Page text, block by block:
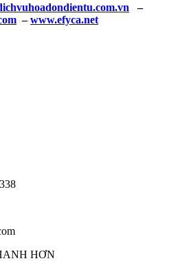
–
–www.efyca.net
HƠN